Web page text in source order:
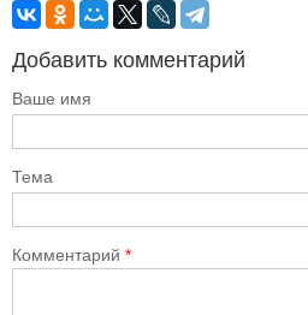
Добавить комментарий
Ваше имя
Тема
Комментарий *